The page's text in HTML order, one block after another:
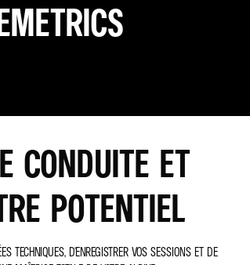
CONDUITE ET
POTENTIEL
TECHNIQUES, D'ENREGISTRER VOS SESSIONS ET DE